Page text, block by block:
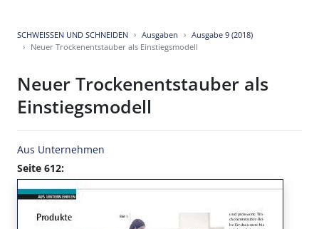
SCHWEISSEN UND SCHNEIDEN Ausgaben
Ausgabe 9 (2018)
Neuer Trockenentstauber als Einstiegsmodell
Neuer Trockenentstauber als
Einstiegsmodell
Aus Unternehmen
Seite 612: